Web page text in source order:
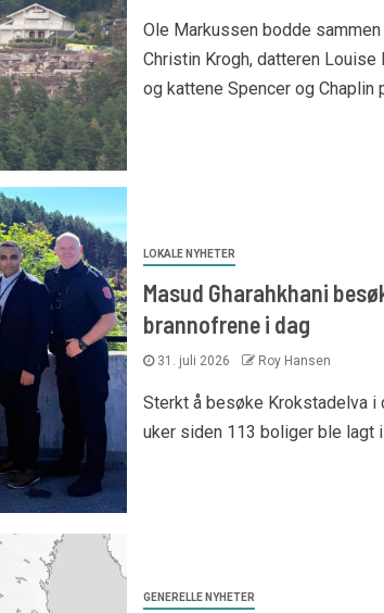
Ole Markussen bodde
Christin Krogh, datteren
og kattene Spencer og Chaplin
LOKALE NYHETER
Masud Gharahkhani
brannofrene i dag
31. juli 2026 Roy Hansen
Sterkt å besøke Krokstadelva i
uker siden 113 boliger ble lagt i
GENERELLE NYHETER